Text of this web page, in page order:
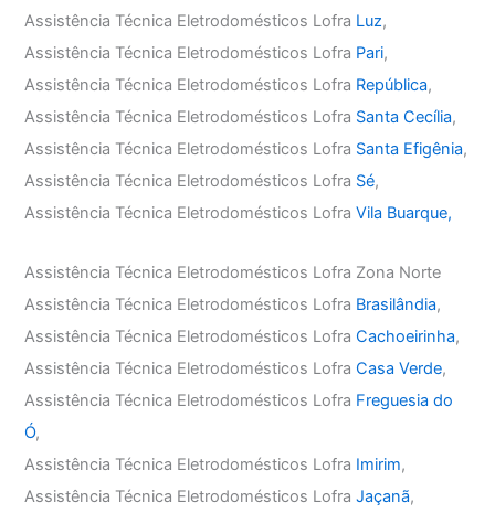
Assistência Técnica Eletrodomésticos Lofra Luz,
Assistência Técnica Eletrodomésticos Lofra Pari,
Assistência Técnica Eletrodomésticos Lofra República,
Assistência Técnica Eletrodomésticos Lofra Santa Cecília,
Assistência Técnica Eletrodomésticos Lofra Santa Efigênia,
Assistência Técnica Eletrodomésticos Lofra Sé,
Assistência Técnica Eletrodomésticos LofraVila Buarque,
Assistência Técnica Eletrodomésticos Lofra Zona Norte
Assistência Técnica Eletrodomésticos Lofra Brasilândia,
Assistência Técnica Eletrodomésticos LofraCachoeirinha,
Assistência Técnica Eletrodomésticos LofraCasa Verde,
Assistência Técnica Eletrodomésticos Lofra Freguesia do
Ó,
Assistência Técnica Eletrodomésticos Lofra Imirim,
Assistência Técnica Eletrodomésticos LofraJaçanã,